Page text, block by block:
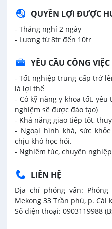
QUYỀN LỢI ĐƯỢC
- Tháng nghỉ 2 ngày
- Lương từ 8tr đến 10tr
YÊU CẦU CÔNG VIỆC
- Tốt nghiệp trung cấp trở
là lợi thế
- Có kỹ năng y khoa tốt,
nghiệm sẽ được đào tạo)
- Khả năng giao tiếp tốt,
- Ngoại hình khá, sức
chịu khó học hỏi.
- Nghiêm túc, chuyên
LIÊN HỆ
Địa chỉ phỏng vấn:
Mekong 33 Trần phú, p. Cái
Số điện thoại: 0903119988